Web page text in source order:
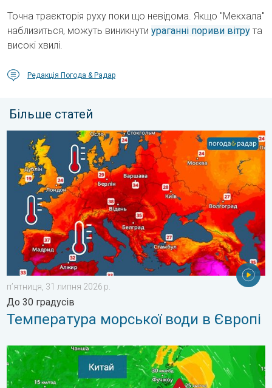
Точна траєкторія руху поки що невідома. Якщо "Мекхала"
наблизиться, можуть виникнути ураганні пориви вітру та
високі хвилі.
Редакція Погода & Радар
Більше статей
Температура морської води в Європі. До 30 градусів. . .
пʼятниця, 31 липня 2026 р.
До 30 градусів
Температура морської води в Європі
Попередження про тайфун для Китаю. До 500 літрів дощу.